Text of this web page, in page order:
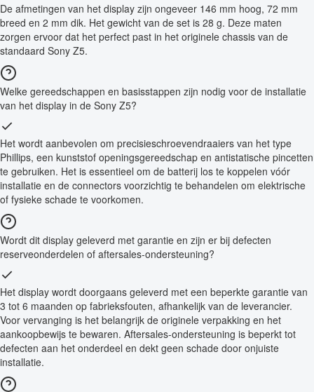
De afmetingen van het display zijn ongeveer 146 mm hoog, 72 mm
breed en 2 mm dik. Het gewicht van de set is 28 g. Deze maten
zorgen ervoor dat het perfect past in het originele chassis van de
standaard Sony Z5.
Welke gereedschappen en basisstappen zijn nodig voor de installatie
van het display in de Sony Z5?
Het wordt aanbevolen om precisieschroevendraaiers van het type
Phillips, een kunststof openingsgereedschap en antistatische pincetten
te gebruiken. Het is essentieel om de batterij los te koppelen vóór
installatie en de connectors voorzichtig te behandelen om elektrische
of fysieke schade te voorkomen.
Wordt dit display geleverd met garantie en zijn er bij defecten
reserveonderdelen of aftersales-ondersteuning?
Het display wordt doorgaans geleverd met een beperkte garantie van
3 tot 6 maanden op fabrieksfouten, afhankelijk van de leverancier.
Voor vervanging is het belangrijk de originele verpakking en het
aankoopbewijs te bewaren. Aftersales-ondersteuning is beperkt tot
defecten aan het onderdeel en dekt geen schade door onjuiste
installatie.